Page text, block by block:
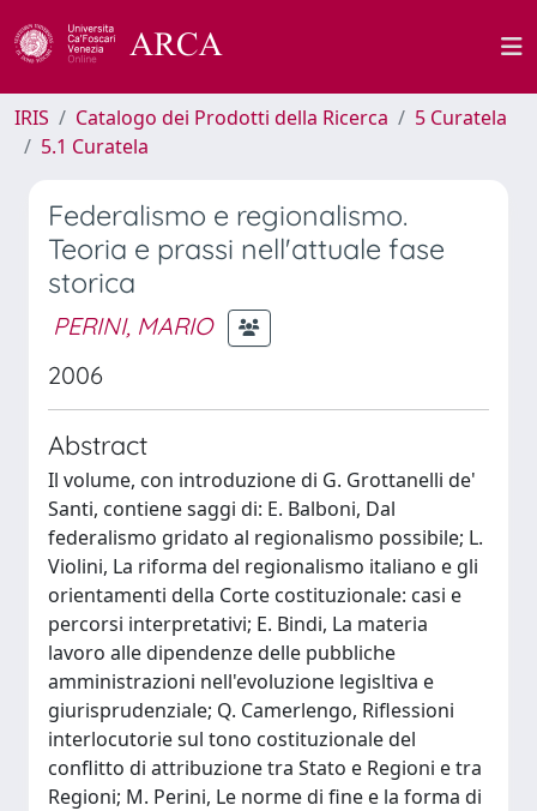
IRIS Catalogo dei Prodotti della Ricerca
5 Curatela
5.1 Curatela
Federalismo e regionalismo.
Teoria e prassi nell'attuale fase
storica
PERINI, MARIO
2006
Abstract
Il volume, con introduzione di G. Grottanelli de'
Santi, contiene saggi di: E. Balboni, Dal
federalismo gridato al regionalismo possibile; L.
Violini, La riforma del regionalismo italiano e gli
orientamenti della Corte costituzionale: casi e
percorsi interpretativi; E. Bindi, La materia
lavoro alle dipendenze delle pubbliche
amministrazioni nell'evoluzione legisltiva e
giurisprudenziale; Q. Camerlengo, Riflessioni
interlocutorie sul tono costituzionale del
conflitto di attribuzione tra Stato e Regioni e tra
Regioni; M. Perini, Le norme di fine e la forma di